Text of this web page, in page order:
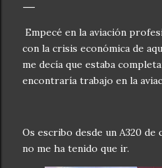
Empecé en la aviación
con la crisis económica de
me decía que estaba
encontraría trabajo en la
Os escribo desde un A320 de
no me ha tenido que ir.